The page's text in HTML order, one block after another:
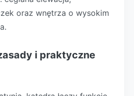
oraz wnętrza o wysokim
i praktyczne